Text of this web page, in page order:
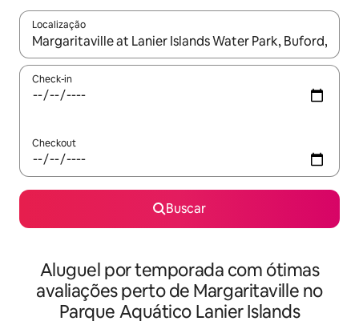
Localização
Quando os resultados estiverem disponíveis, explore-os
Check-in
Checkout
Buscar
Aluguel por temporada com ótimas
avaliações perto de Margaritaville no
Parque Aquático Lanier Islands